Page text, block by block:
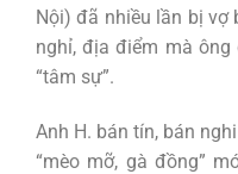
Nội) đã nhiều lần bị vợ
nghỉ, địa điểm mà
“tâm sự”.
Anh H. bán tín, bán
“mèo mỡ, gà đồng”